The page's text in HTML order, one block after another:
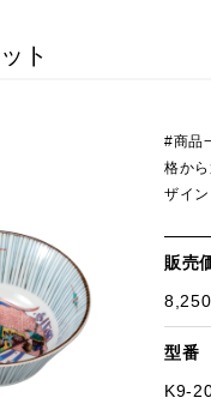
ト
#商品
格か
ザイン
販売
型番
K9-